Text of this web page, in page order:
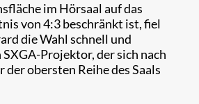
im Hörsaal auf das
von 4:3 beschränkt ist, fiel
die Wahl schnell und
Projektor, der sich nach
der obersten Reihe des Saals